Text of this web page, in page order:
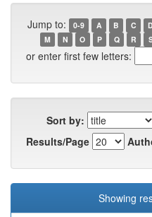
Jump to: 0-9 A B C D
M
N O P Q R
or enter first few letters:
Sort by:
Results/Page
Showing